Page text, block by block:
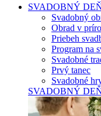
SVADOBNÝ
Svadobný
Obrad v
Priebeh
Program na
Svadobné
Prvý tanec
Svadobné
SVADOBNÝ